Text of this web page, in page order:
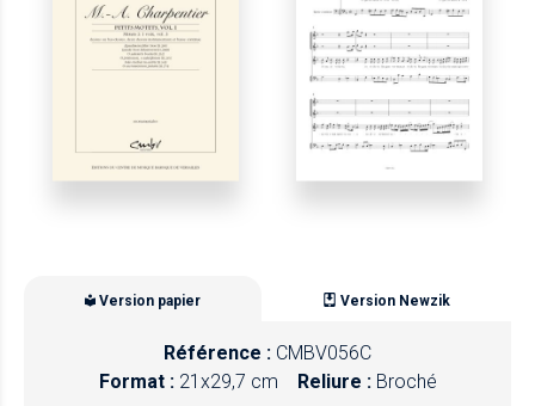
Version papier Version Newzik
Référence : CMBV056C
Format : 21x29,7 cm Reliure : Broché